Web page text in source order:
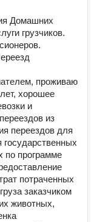
Домашних
грузчиков.
проживаю
хорошее
и
из
переездов для
по программе
потраченных
заказчиком
животных,